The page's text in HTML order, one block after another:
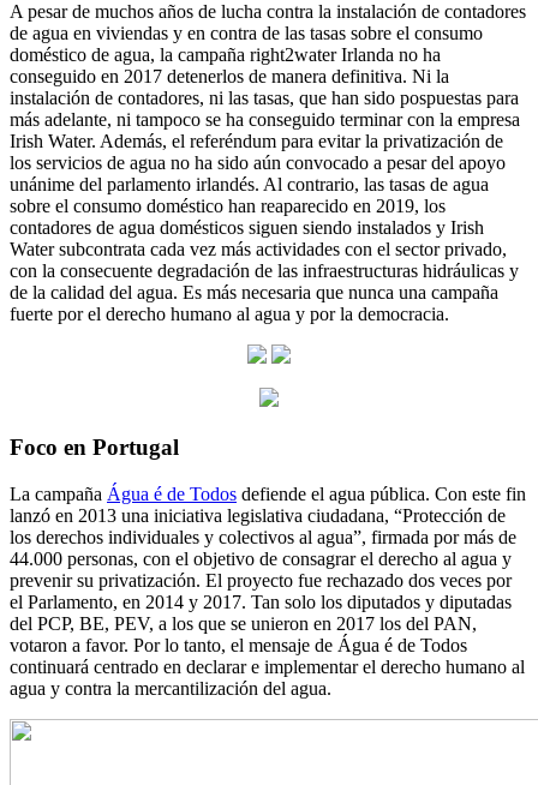
A pesar de muchos años de lucha contra la instalación de contadores
de agua en viviendas y en contra de las tasas sobre el consumo
doméstico de agua, la campaña right2water Irlanda no ha
conseguido en 2017 detenerlos de manera definitiva. Ni la
instalación de contadores, ni las tasas, que han sido pospuestas para
más adelante, ni tampoco se ha conseguido terminar con la empresa
Irish Water. Además, el referéndum para evitar la privatización de
los servicios de agua no ha sido aún convocado a pesar del apoyo
unánime del parlamento irlandés. Al contrario, las tasas de agua
sobre el consumo doméstico han reaparecido en 2019, los
contadores de agua domésticos siguen siendo instalados y Irish
Water subcontrata cada vez más actividades con el sector privado,
con la consecuente degradación de las infraestructuras hidráulicas y
de la calidad del agua. Es más necesaria que nunca una campaña
fuerte por el derecho humano al agua y por la democracia.
Foco en Portugal
La campaña Água é de Todos defiende el agua pública. Con este fin
lanzó en 2013 una iniciativa legislativa ciudadana, “Protección de
los derechos individuales y colectivos al agua”, firmada por más de
44.000 personas, con el objetivo de consagrar el derecho al agua y
prevenir su privatización. El proyecto fue rechazado dos veces por
el Parlamento, en 2014 y 2017. Tan solo los diputados y diputadas
del PCP, BE, PEV, a los que se unieron en 2017 los del PAN,
votaron a favor. Por lo tanto, el mensaje de Água é de Todos
continuará centrado en declarar e implementar el derecho humano al
agua y contra la mercantilización del agua.